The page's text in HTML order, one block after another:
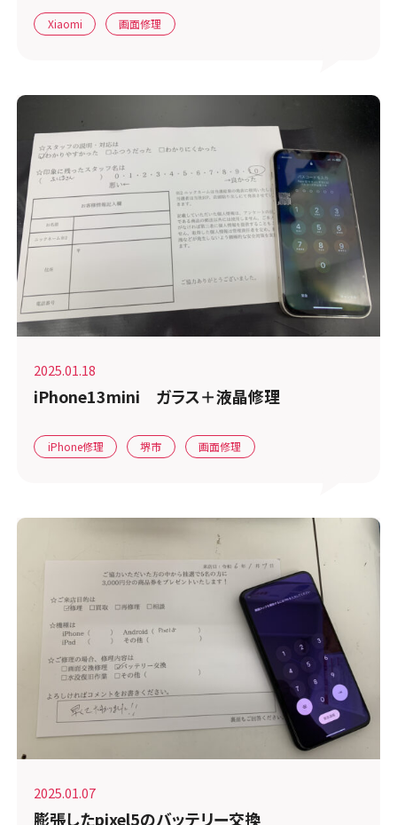
Xiaomi 画面修理
2025.01.18
iPhone13mini ガラス＋液晶修理
iPhone修理 堺市 画面修理
2025.01.07
膨張したpixel5のバッテリー交換